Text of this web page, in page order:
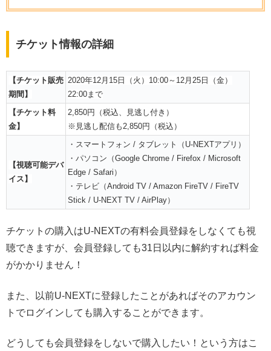
チケット情報の詳細
【チケット販売
期間】
2020年12月15日（火）10:00～12月25日（金）
22:00まで
【チケット料
金】
2,850円（税込、見逃し付き）
※見逃し配信も2,850円（税込）
【視聴可能デバ
イス】
・スマートフォン / タブレット（U-NEXTアプリ）
・パソコン（Google Chrome / Firefox / Microsoft
Edge / Safari）
・テレビ（Android TV / Amazon FireTV / FireTV
Stick / U-NEXT TV / AirPlay）
チケットの購入はU-NEXTの有料会員登録をしなくても視
聴できますが、会員登録しても31日以内に解約すれば料金
がかかりません！
また、以前U-NEXTに登録したことがあればそのアカウン
トでログインしても購入することができます。
どうしても会員登録をしないで購入したい！という方はこ